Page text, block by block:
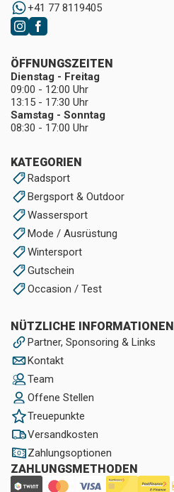
+41 77 8119405
KATEGORIEN
Radsport
Bergsport & Outdoor
Wassersport
Mode / Ausrüstung
Wintersport
Gutschein
Occasion / Test
NÜTZLICHE INFORMATIONEN
Partner, Sponsoring & Links
Kontakt
Team
Offene Stellen
Treuepunkte
Versandkosten
Zahlungsoptionen
ZAHLUNGSMETHODEN
ÖFFNUNGSZEITEN
Dienstag - Freitag
09:00 - 12:00 Uhr
13:15 - 17:30 Uhr
Samstag - Sonntag
08:30 - 17:00 Uhr